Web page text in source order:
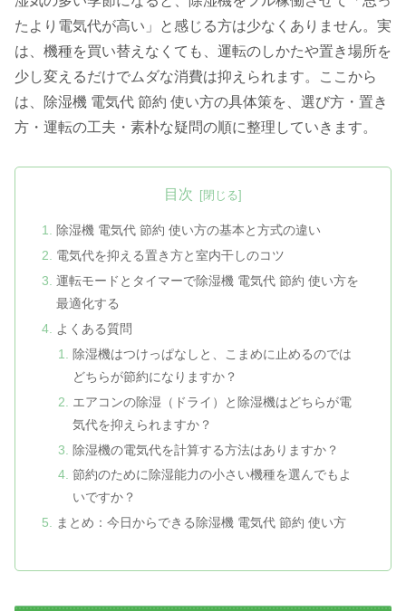
たより電気代が高い」と感じる方は少なくありません。実
は、機種を買い替えなくても、運転のしかたや置き場所を
少し変えるだけでムダな消費は抑えられます。ここから
は、除湿機 電気代 節約 使い方の具体策を、選び方・置き
方・運転の工夫・素朴な疑問の順に整理していきます。
目次
除湿機 電気代 節約 使い方の基本と方式の違い
電気代を抑える置き方と室内干しのコツ
運転モードとタイマーで除湿機 電気代 節約 使い方を
最適化する
よくある質問
除湿機はつけっぱなしと、こまめに止めるのでは
どちらが節約になりますか？
エアコンの除湿（ドライ）と除湿機はどちらが電
気代を抑えられますか？
除湿機の電気代を計算する方法はありますか？
節約のために除湿能力の小さい機種を選んでもよ
いですか？
まとめ：今日からできる除湿機 電気代 節約 使い方